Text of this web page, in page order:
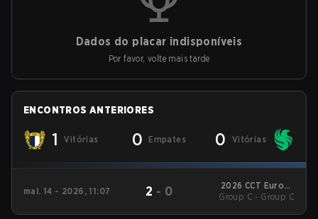
Dados do placar indisponíveis
Por favor, volte mais tarde
ENCONTROS ANTERIORES
1 Vitórias 0 Empates 0 Vitórias
mai. 14 - 2026, 11:07 2 - 0
2026 CCT Europe
Series #2
Group C - Group C